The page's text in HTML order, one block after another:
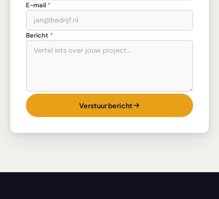
E-mail *
Bericht *
Verstuur bericht